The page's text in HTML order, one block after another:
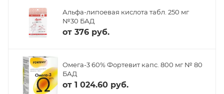
Альфа-липоевая кислота табл. 250 мг
№30 БАД
от 376 руб.
Омега-3 60% Фортевит капс. 800 мг № 80
БАД
от 1 024.60 руб.